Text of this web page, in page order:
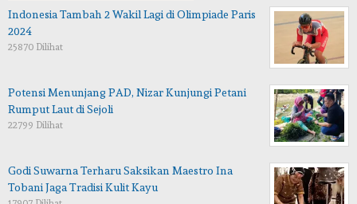
Indonesia Tambah 2 Wakil Lagi di Olimpiade Paris
2024
25870 Dilihat
Potensi Menunjang PAD, Nizar Kunjungi Petani
Rumput Laut di Sejoli
22799 Dilihat
Godi Suwarna Terharu Saksikan Maestro Ina
Tobani Jaga Tradisi Kulit Kayu